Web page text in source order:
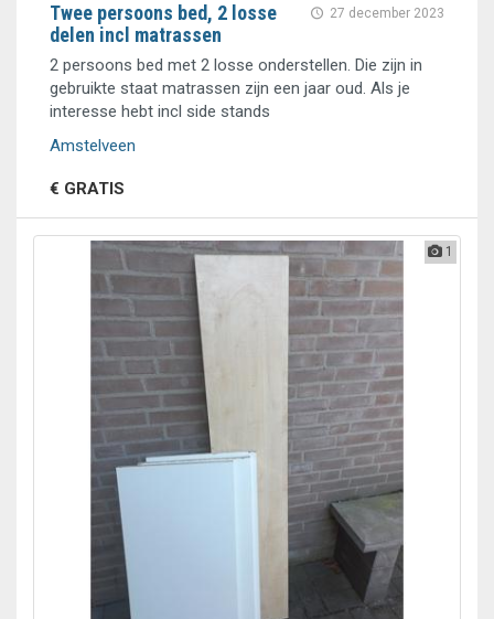
27 december 2023
Twee persoons bed, 2 losse
delen incl matrassen
2 persoons bed met 2 losse onderstellen. Die zijn in
gebruikte staat matrassen zijn een jaar oud. Als je
interesse hebt incl side stands
Amstelveen
€ GRATIS
1